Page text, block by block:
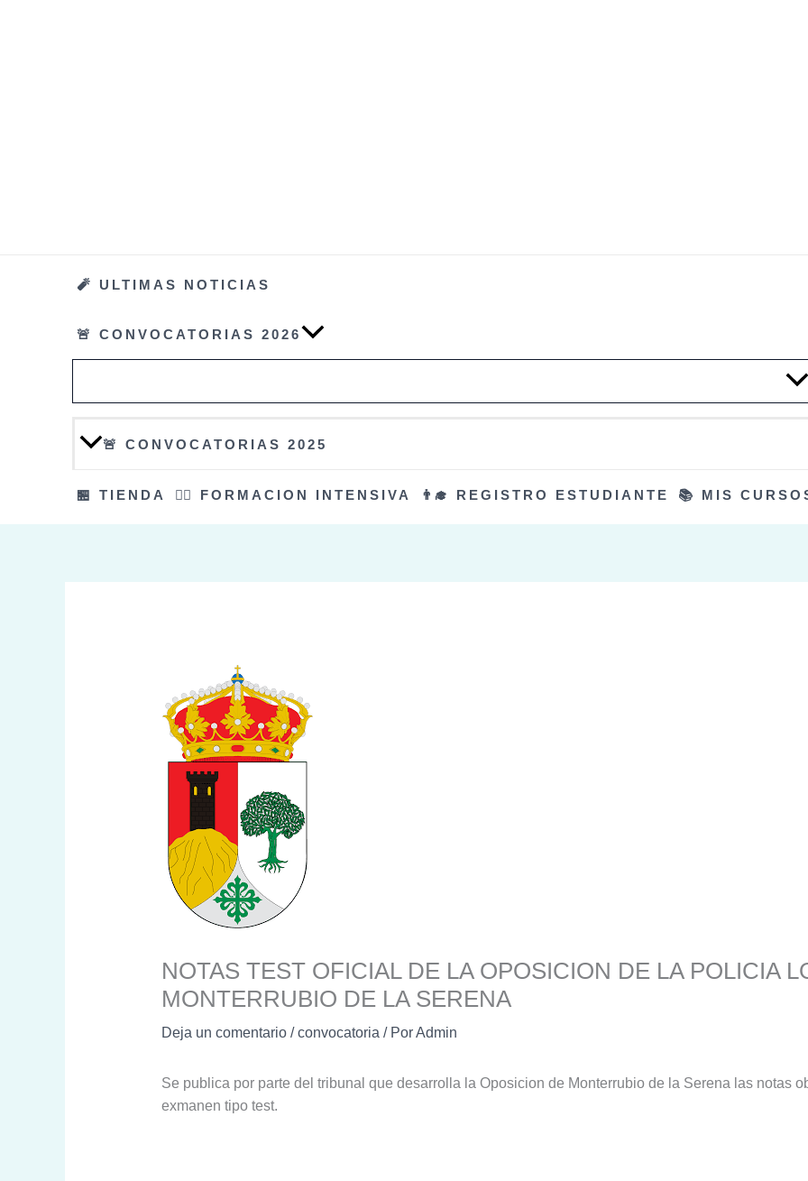
🧨 ULTIMAS NOTICIAS
🚨 CONVOCATORIAS 2026
🚨 CONVOCATORIAS 2025
🏪 TIENDA 👮‍♀️ FORMACION INTENSIVA 👨‍🎓 REGISTRO ESTUDIANTE 📚 MIS
NOTAS TEST OFICIAL DE LA OPOSICION DE LA POLICIA
MONTERRUBIO DE LA SERENA
Deja un comentario / convocatoria/ PorAdmin
Se publica por parte del tribunal que desarrolla la Oposicion de Monterrubio de la Serena las notas
exmanen tipo test.